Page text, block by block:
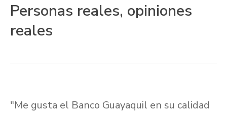
Personas reales, opiniones
reales
"Me gusta el Banco Guayaquil en su calidad